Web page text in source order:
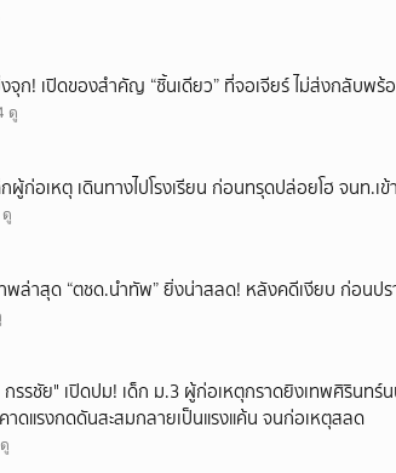
จุก! เปิดของสำคัญ “ชิ้นเดียว” ที่จอเจียร์ ไม่ส่งกลับพร้
ดู
ผู้ก่อเหตุ เดินทางไปโรงเรียน ก่อนทรุดปล่อยโฮ จนท.เข้
ดู
พล่าสุด “ตชด.นำทัพ” ยิ่งน่าสลด! หลังคดีเงียบ ก่อนป
รรชัย" เปิดปม! เด็ก ม.3 ผู้ก่อเหตุกราดยิงเทพศิรินทร์
าดแรงกดดันสะสมกลายเป็นแรงแค้น จนก่อเหตุสลด